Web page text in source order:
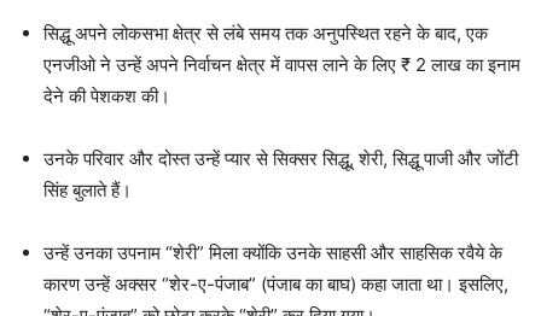
सिद्धू अपने लोकसभा क्षेत्र से लंबे समय तक अनुपस्थित रहने के बाद, एक
एनजीओ ने उन्हें अपने निर्वाचन क्षेत्र में वापस लाने के लिए ₹ 2 लाख का इनाम
देने की पेशकश की।
उनके परिवार और दोस्त उन्हें प्यार से सिक्सर सिद्धू, शेरी, सिद्धू पाजी और जोंटी
सिंह बुलाते हैं।
उन्हें उनका उपनाम “शेरी” मिला क्योंकि उनके साहसी और साहसिक रवैये के
कारण उन्हें अक्सर “शेर-ए-पंजाब” (पंजाब का बाघ) कहा जाता था। इसलिए,